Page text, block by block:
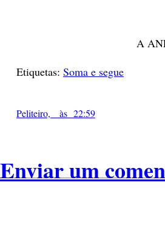
A
Etiquetas: Soma e segue
Peliteiro, às 22:59
Enviar um